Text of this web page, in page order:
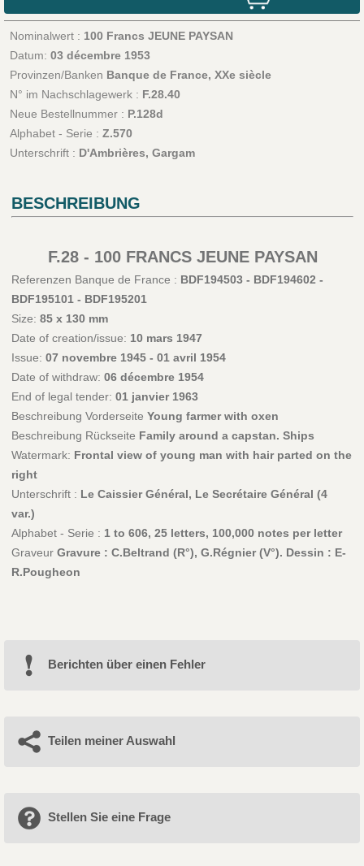
Nominalwert : 100 Francs JEUNE PAYSAN
Datum: 03 décembre 1953
Provinzen/Banken Banque de France, XXe siècle
N° im Nachschlagewerk : F.28.40
Neue Bestellnummer : P.128d
Alphabet - Serie : Z.570
Unterschrift : D'Ambrières, Gargam
BESCHREIBUNG
F.28 - 100 FRANCS JEUNE PAYSAN
Referenzen Banque de France : BDF194503 - BDF194602 -
BDF195101 - BDF195201
Size: 85 x 130 mm
Date of creation/issue: 10 mars 1947
Issue: 07 novembre 1945 - 01 avril 1954
Date of withdraw: 06 décembre 1954
End of legal tender: 01 janvier 1963
Beschreibung Vorderseite Young farmer with oxen
Beschreibung Rückseite Family around a capstan. Ships
Watermark: Frontal view of young man with hair parted on the
right
Unterschrift : Le Caissier Général, Le Secrétaire Général (4
var.)
Alphabet - Serie : 1 to 606, 25 letters, 100,000 notes per letter
Graveur Gravure : C.Beltrand (R°), G.Régnier (V°). Dessin : E-
R.Pougheon
Berichten über einen Fehler
Teilen meiner Auswahl
Stellen Sie eine Frage